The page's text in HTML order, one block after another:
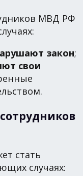
МВД РФ
закон;
свои
стать
случаях: